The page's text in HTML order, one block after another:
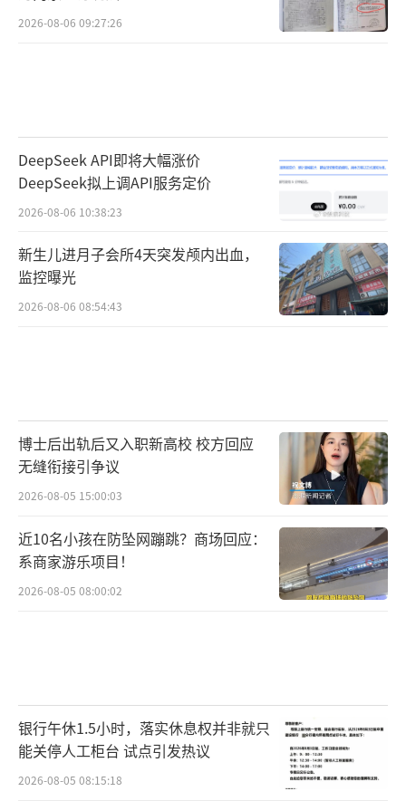
2026-08-06 09:27:26
DeepSeek API即将大幅涨价
DeepSeek拟上调API服务定价
2026-08-06 10:38:23
新生儿进月子会所4天突发颅内出血，
监控曝光
2026-08-06 08:54:43
博士后出轨后又入职新高校 校方回应
无缝衔接引争议
2026-08-05 15:00:03
近10名小孩在防坠网蹦跳？商场回应：
系商家游乐项目！
2026-08-05 08:00:02
银行午休1.5小时，落实休息权并非就只
能关停人工柜台 试点引发热议
2026-08-05 08:15:18